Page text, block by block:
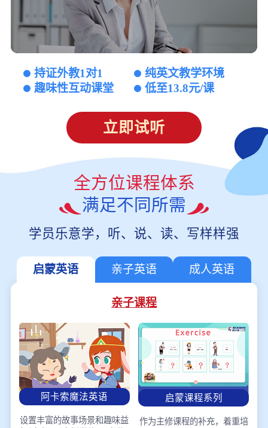
持证外教1对1
纯英文教学环境
趣味性互动课堂
低至13.8元/课
立即试听
全方位课程体系
满足不同所需
学员乐意学，听、说、读、写样样强
启蒙英语 亲子英语 成人英语
亲子课程
阿卡索魔法英语
设置丰富的故事场景和趣味益
启蒙课程系列
作为主修课程的补充，着重培